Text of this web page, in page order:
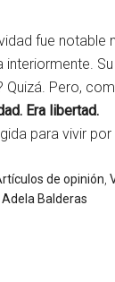
fue notable
interiormente.
Quizá. Pero,
Era libertad.
para vivir
de opinión
Adela Balderas